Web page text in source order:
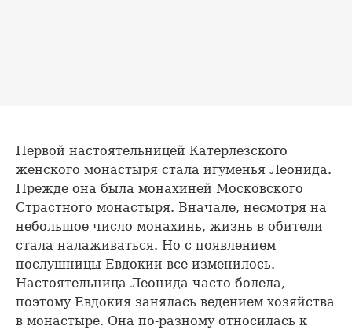
Первой настоятельницей Катерлезского
женского монастыря стала игуменья Леонида.
Прежде она была монахиней Московского
Страстного монастыря. Вначале, несмотря на
небольшое число монахинь, жизнь в обители
стала налаживаться. Но с появлением
послушницы Евдокии все изменилось.
Настоятельница Леонида часто болела,
поэтому Евдокия занялась ведением хозяйства
в монастыре. Она по-разному относилась к